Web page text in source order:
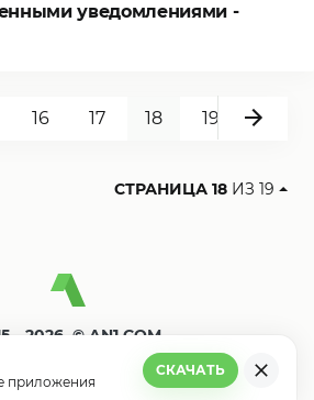
уведомлениями -
16 17 18 19
СТРАНИЦА 18 ИЗ 19
© AN1.COM
для андроид
СКАЧАТЬ
приложения